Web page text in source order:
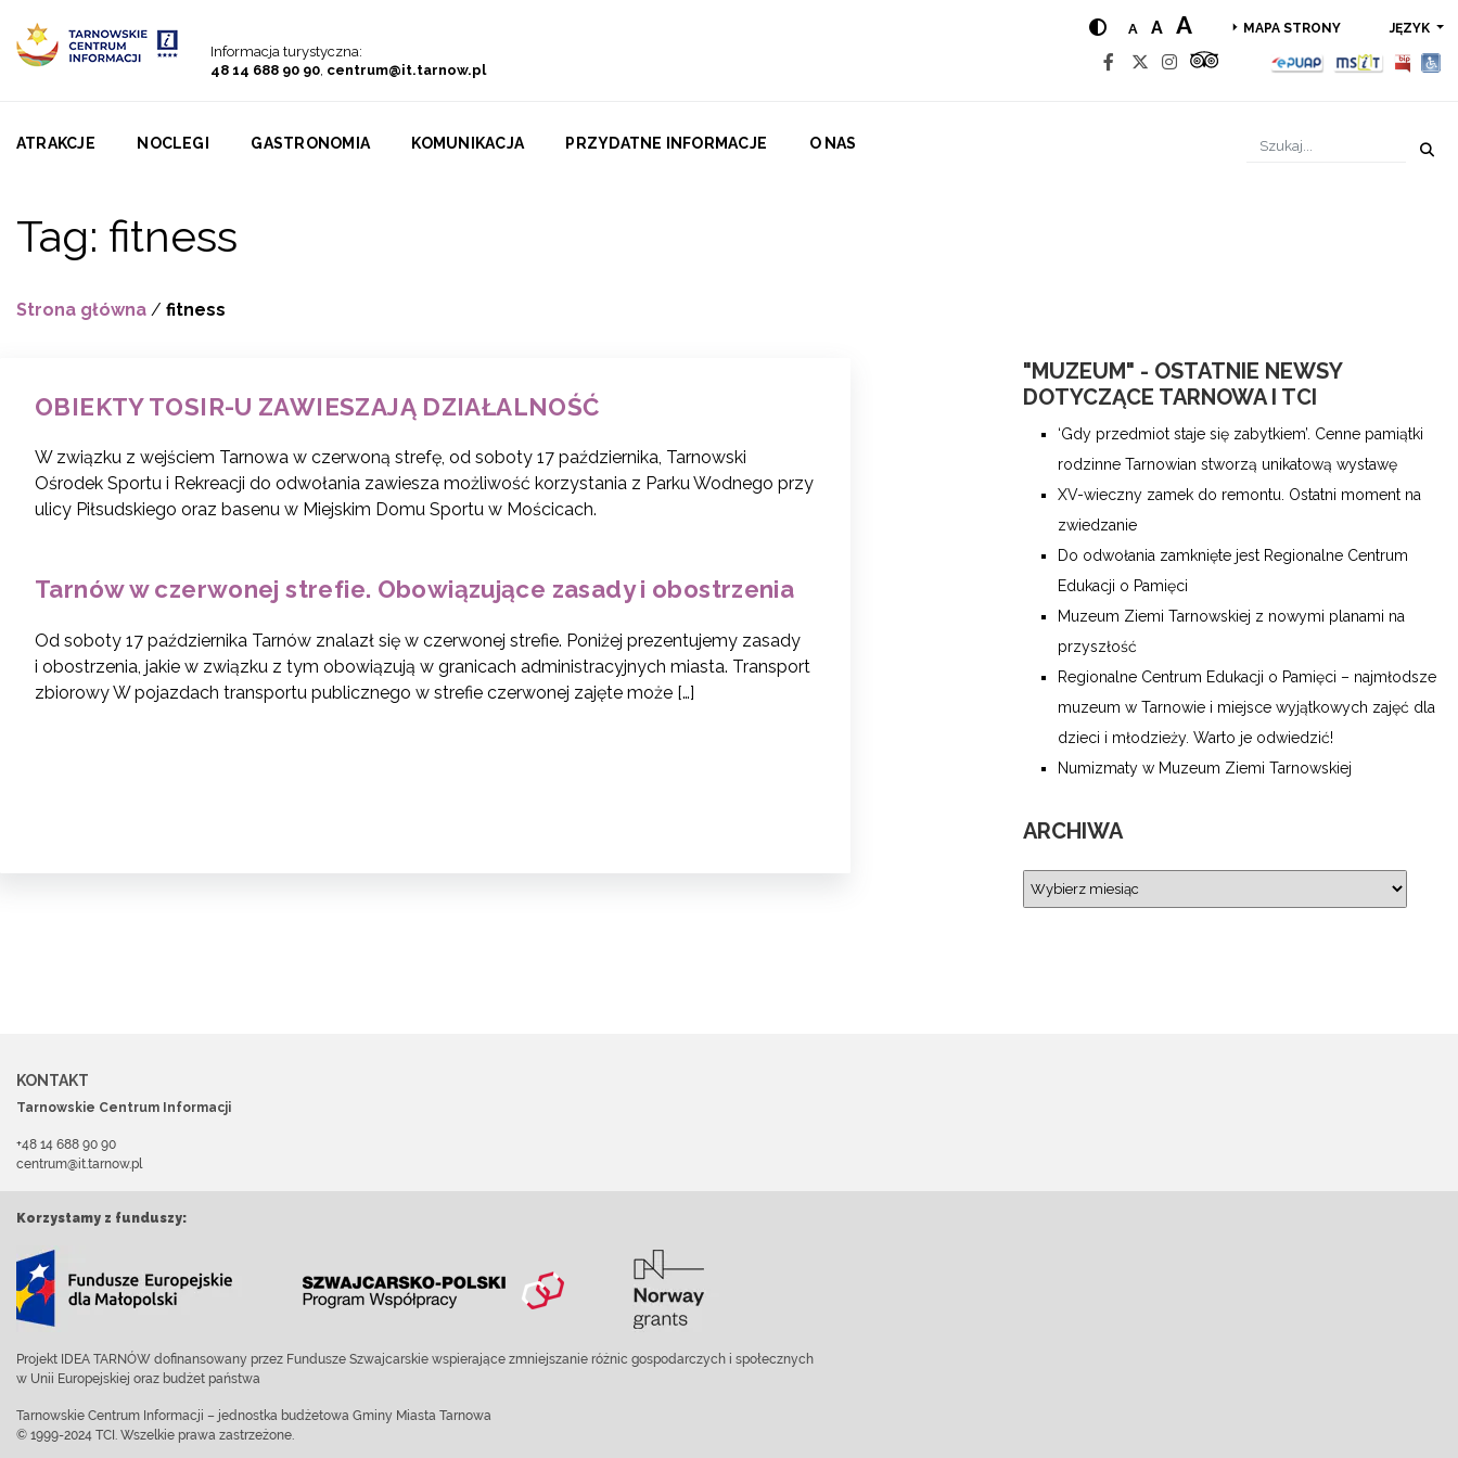
Informacja turystyczna:
48 14 688 90 90, centrum@it.tarnow.pl
A A A MAPA STRONY JĘZYK
ATRAKCJE NOCLEGI GASTRONOMIA KOMUNIKACJA PRZYDATNE INFORMACJE O NAS
Tag: fitness
Strona główna / fitness
OBIEKTY TOSIR-U ZAWIESZAJĄ DZIAŁALNOŚĆ
W związku z wejściem Tarnowa w czerwoną strefę, od soboty 17 października, Tarnowski
Ośrodek Sportu i Rekreacji do odwołania zawiesza możliwość korzystania z Parku Wodnego przy
ulicy Piłsudskiego oraz basenu w Miejskim Domu Sportu w Mościcach.
Tarnów w czerwonej strefie. Obowiązujące zasady i obostrzenia
Od soboty 17 października Tarnów znalazł się w czerwonej strefie. Poniżej prezentujemy zasady
i obostrzenia, jakie w związku z tym obowiązują w granicach administracyjnych miasta. Transport
zbiorowy W pojazdach transportu publicznego w strefie czerwonej zajęte może […]
"MUZEUM" - OSTATNIE NEWSY
DOTYCZĄCE TARNOWA I TCI
‘Gdy przedmiot staje się zabytkiem’. Cenne pamiątki
rodzinne Tarnowian stworzą unikatową wystawę
XV-wieczny zamek do remontu. Ostatni moment na
zwiedzanie
Do odwołania zamknięte jest Regionalne Centrum
Edukacji o Pamięci
Muzeum Ziemi Tarnowskiej z nowymi planami na
przyszłość
Regionalne Centrum Edukacji o Pamięci – najmłodsze
muzeum w Tarnowie i miejsce wyjątkowych zajęć dla
dzieci i młodzieży. Warto je odwiedzić!
Numizmaty w Muzeum Ziemi Tarnowskiej
ARCHIWA
KONTAKT
Tarnowskie Centrum Informacji
+48 14 688 90 90
centrum@it.tarnow.pl
Korzystamy z funduszy:
Projekt IDEA TARNÓW dofinansowany przez Fundusze Szwajcarskie wspierające zmniejszanie różnic gospodarczych i społecznych
w Unii Europejskiej oraz budżet państwa
Tarnowskie Centrum Informacji – jednostka budżetowa Gminy Miasta Tarnowa
© 1999-2024 TCI. Wszelkie prawa zastrzeżone.